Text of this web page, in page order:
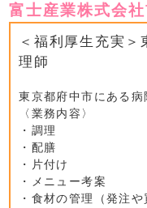
富士産業株式会
＜福利厚生充実＞
理師
東京都府中市にある病
〈業務内容〉
・調理
・配膳
・片付け
・メニュー考案
・食材の管理（発注や